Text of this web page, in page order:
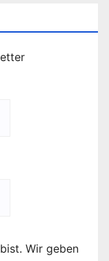
Wir geben